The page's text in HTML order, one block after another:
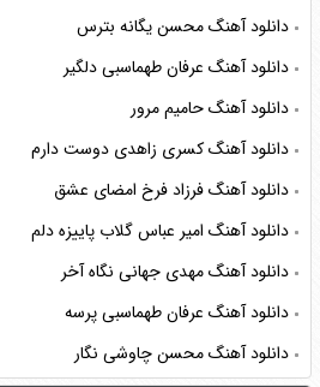
دانلود آهنگ محسن یگانه بترس
دانلود آهنگ عرفان طهماسبی دلگیر
دانلود آهنگ حامیم مرور
دانلود آهنگ کسری زاهدی دوست دارم
دانلود آهنگ فرزاد فرخ امضای عشق
دانلود آهنگ امیر عباس گلاب پاییزه دلم
دانلود آهنگ مهدی جهانی نگاه آخر
دانلود آهنگ عرفان طهماسبی پرسه
دانلود آهنگ محسن چاوشی نگار